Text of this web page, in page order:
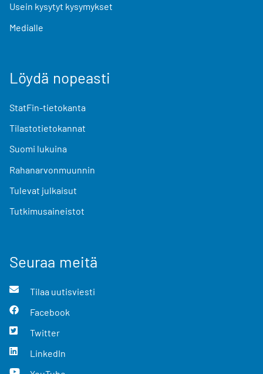
Usein kysytyt kysymykset
Medialle
Löydä nopeasti
StatFin-tietokanta
Tilastotietokannat
Suomi lukuina
Rahanarvonmuunnin
Tulevat julkaisut
Tutkimusaineistot
Seuraa meitä
Tilaa uutisviesti
Facebook
Twitter
LinkedIn